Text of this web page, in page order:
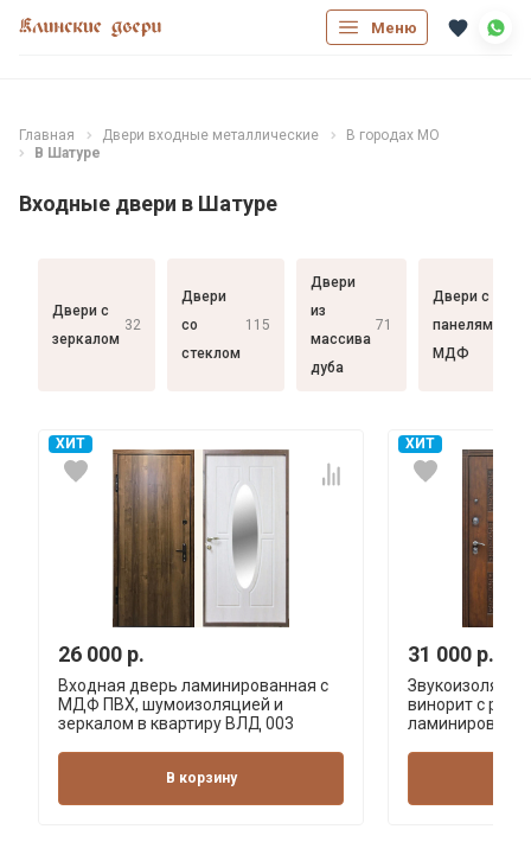
Меню
Главная Двери входные металлические
В городах МО
В Шатуре
Входные двери в Шатуре
Двери с
зеркалом
32
Двери
со
стеклом
115
Двери
из
массива
дуба
71
Двери с
панелями
МДФ
ХИТ
26 000 р.
Входная дверь ламинированная с
МДФ ПВХ, шумоизоляцией и
зеркалом в квартиру ВЛД 003
В корзину
ХИТ
31 000 р.
винорит с